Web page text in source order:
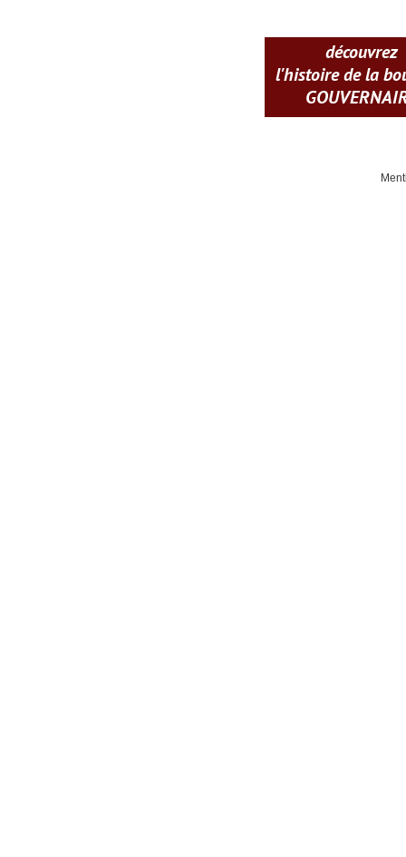
découvrez
l'histoire de la